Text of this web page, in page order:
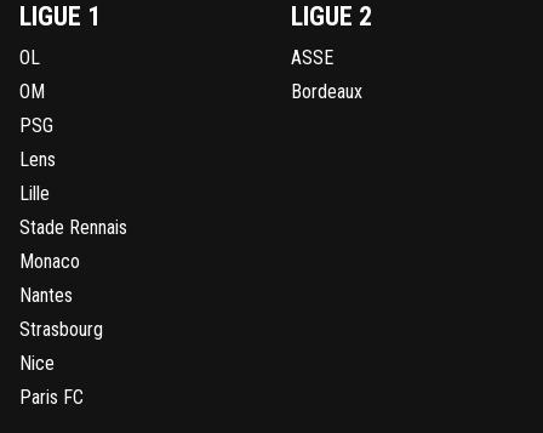
LIGUE 1
OL
OM
PSG
Lens
Lille
Stade Rennais
Monaco
Nantes
Strasbourg
Nice
Paris FC
LIGUE 2
ASSE
Bordeaux